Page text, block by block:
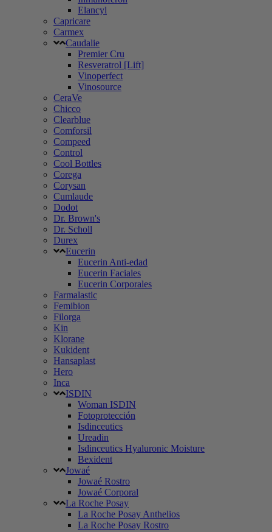
Elancyl
Capricare
Carmex
Caudalie
Premier Cru
Resveratrol [Lift]
Vinoperfect
Vinosource
CeraVe
Chicco
Clearblue
Comforsil
Compeed
Control
Cool Bottles
Corega
Corysan
Cumlaude
Dodot
Dr. Brown's
Dr. Scholl
Durex
Eucerin
Eucerin Anti-edad
Eucerin Faciales
Eucerin Corporales
Farmalastic
Femibion
Filorga
Kin
Klorane
Kukident
Hansaplast
Hero
Inca
ISDIN
Woman ISDIN
Fotoprotección
Isdinceutics
Ureadin
Isdinceutics Hyaluronic Moisture
Bexident
Jowaé
Jowaé Rostro
Jowaé Corporal
La Roche Posay
La Roche Posay Anthelios
La Roche Posay Rostro